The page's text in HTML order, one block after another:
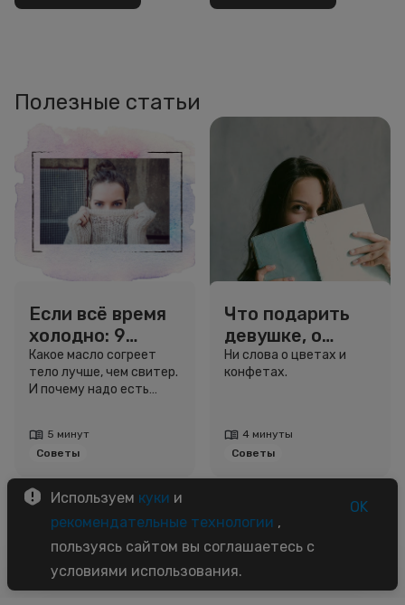
Полезные статьи
Если всё время
холодно: 9
способов
согреться
Какое масло согреет
тело лучше, чем свитер.
И почему надо есть
5 минут
Советы
Что подарить
девушке, о
которой ничего
не знаешь?
Ни слова о цветах и
конфетах.
4 минуты
Советы
Используем куки и
рекомендательные технологии ,
пользуясь сайтом вы соглашаетесь с
условиями использования.
OK